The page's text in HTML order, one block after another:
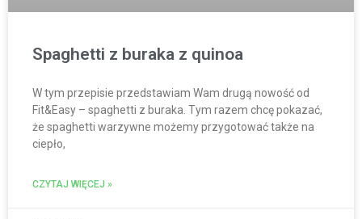
Spaghetti z buraka z quinoa
W tym przepisie przedstawiam Wam drugą nowość od
Fit&Easy – spaghetti z buraka. Tym razem chcę pokazać,
że spaghetti warzywne możemy przygotować także na
ciepło,
CZYTAJ WIĘCEJ »